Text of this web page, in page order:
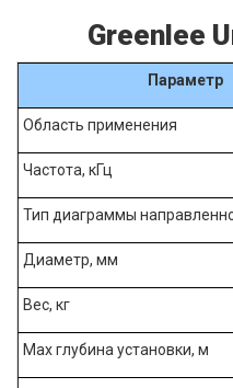
Greenlee
Параметр
Область применения
Частота, кГц
Тип диаграммы
Диаметр, мм
Вес, кг
Мах глубина установки, м